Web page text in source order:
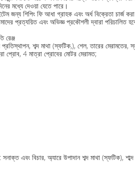
মধ্যে দেওয়া যেতে পারে।
জন্য শিপিং ফি আধা গ্রাহক এবং অর্ধ বিক্রেতা চার্জ
প্রত্যয়িত এবং অভিজ্ঞ প্রকৌশলী দ্বারা পরিচালিত
রেঞ্জ
প্রতিস্থাপন, শব্দ মাথা (স্ফটিক,), শেল, তারের
প্রোব, 4 মাত্রা প্রোবের মোটর মেরামত;
এবং বিচার, অ্যারে উপাদান শব্দ মাথা (স্ফটিক),